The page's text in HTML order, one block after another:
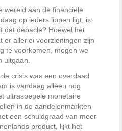
wereld aan de financiële
op ieders lippen ligt, is:
dat debacle? Hoewel het
er allerlei voorzieningen zijn
te voorkomen, mogen we
uitgaan.
crisis was een overdaad
is vandaag alleen nog
ultrasoepele monetaire
in de aandelenmarkten
een schuldgraad van meer
product, lijkt het